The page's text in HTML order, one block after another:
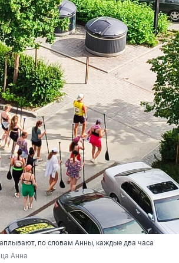
по словам Анны, каждые два часа
Анна